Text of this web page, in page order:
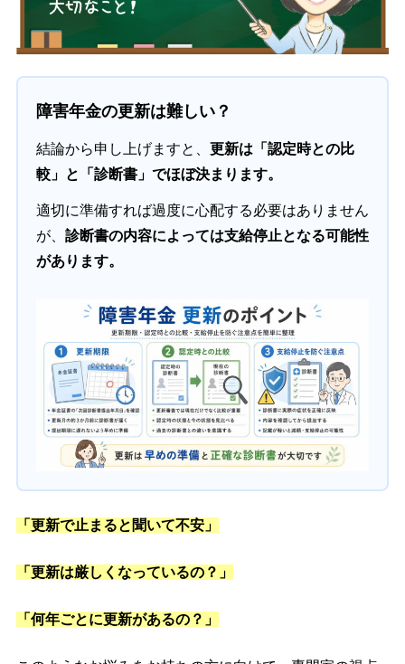
障害年金の更新は難しい？
結論から申し上げますと、 更新は「認定時との比
較」と「診断書」でほぼ決まります。
適切に準備すれば過度に心配する必要はありません
が、 診断書の内容によっては支給停止となる可能性
があります。
「更新で止まると聞いて不安」
「更新は厳しくなっているの？」
「何年ごとに更新があるの？」